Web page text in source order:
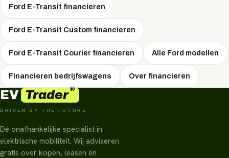
Ford E-Transit financieren
Ford E-Transit Custom financieren
Ford E-Transit Courier financieren Alle Ford modellen
Financieren bedrijfswagens Over financieren
EV Trader®
DRIVEN BY THE FUTURE
Dé onafhankelijke specialist in
elektrische mobiliteit. Wij adviseren
gratis over kopen, leasen en